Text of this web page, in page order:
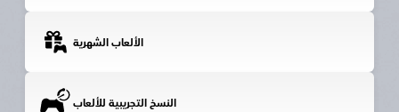
الألعاب الشهرية
النسخ التجريبية للألعاب